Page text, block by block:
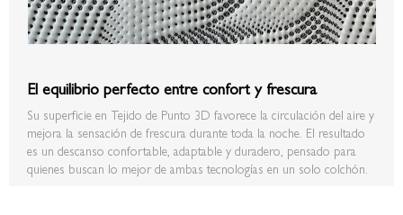
El equilibrio perfecto entre confort y frescura
Su superficie en Tejido de Punto 3D favorece la circulación del aire y
mejora la sensación de frescura durante toda la noche. El resultado
es un descanso confortable, adaptable y duradero, pensado para
quienes buscan lo mejor de ambas tecnologías en un solo colchón.